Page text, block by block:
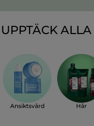
UPPTÄCK
Ansiktsvård Hår